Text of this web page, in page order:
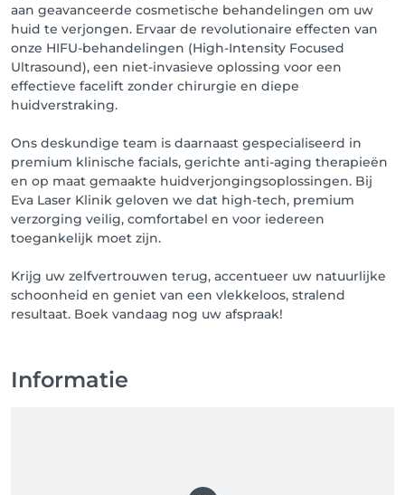
aan geavanceerde cosmetische behandelingen om uw
huid te verjongen. Ervaar de revolutionaire effecten van
onze HIFU-behandelingen (High-Intensity Focused
Ultrasound), een niet-invasieve oplossing voor een
effectieve facelift zonder chirurgie en diepe
huidverstraking.
Ons deskundige team is daarnaast gespecialiseerd in
premium klinische facials, gerichte anti-aging therapieën
en op maat gemaakte huidverjongingsoplossingen. Bij
Eva Laser Klinik geloven we dat high-tech, premium
verzorging veilig, comfortabel en voor iedereen
toegankelijk moet zijn.
Krijg uw zelfvertrouwen terug, accentueer uw natuurlijke
schoonheid en geniet van een vlekkeloos, stralend
resultaat. Boek vandaag nog uw afspraak!
Informatie